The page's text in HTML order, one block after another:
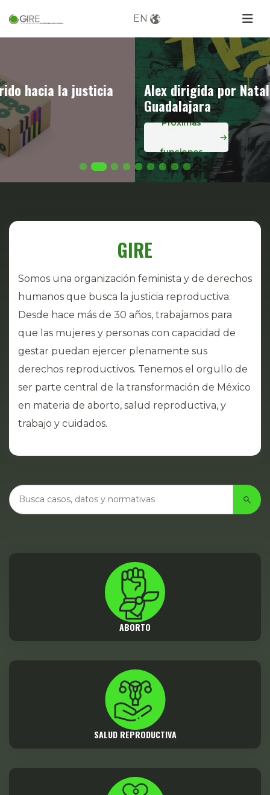
EN
Alex dirigida por Natalia Bermúdez llega a
Guadalajara
Próximas
GIRE
Somos una organización feminista y de derechos
humanos que busca la justicia reproductiva.
Desde hace más de 30 años, trabajamos para
que las mujeres y personas con capacidad de
gestar puedan ejercer plenamente sus
derechos reproductivos. Tenemos el orgullo de
ser parte central de la transformación de México
en materia de aborto, salud reproductiva, y
trabajo y cuidados.
ABORTO
SALUD REPRODUCTIVA